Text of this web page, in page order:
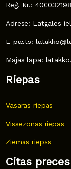
Reģ. Nr.:
Adrese: Latgales
E-pasts:
Mājas lapa:
Riepas
Vasaras riepas
Vissezonas riepas
Ziemas riepas
Citas preces